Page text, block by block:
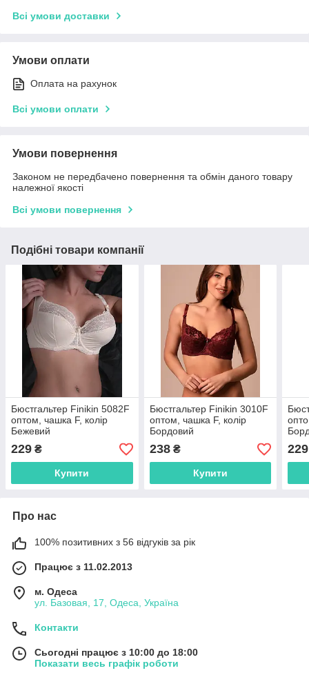
Всі умови доставки
Умови оплати
Оплата на рахунок
Всі умови оплати
Умови повернення
Законом не передбачено повернення та обмін даного товару
належної якості
Всі умови повернення
Подібні товари компанії
Бюстгальтер Finikin 5082F
оптом, чашка F, колір
Бежевий
229 ₴
Купити
Бюстгальтер Finikin 3010F
оптом, чашка F, колір
Бордовий
238₴
Купити
229
Про нас
100% позитивних з 56 відгуків за рік
Працює з 11.02.2013
м. Одеса
ул. Базовая, 17, Одеса, Україна
Контакти
Сьогодні працює з 10:00 до 18:00
Показати весь графік роботи